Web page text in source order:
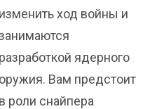
изменить ход войны и
разработкой ядерного
оружия. Вам предстоит
в роли снайпера